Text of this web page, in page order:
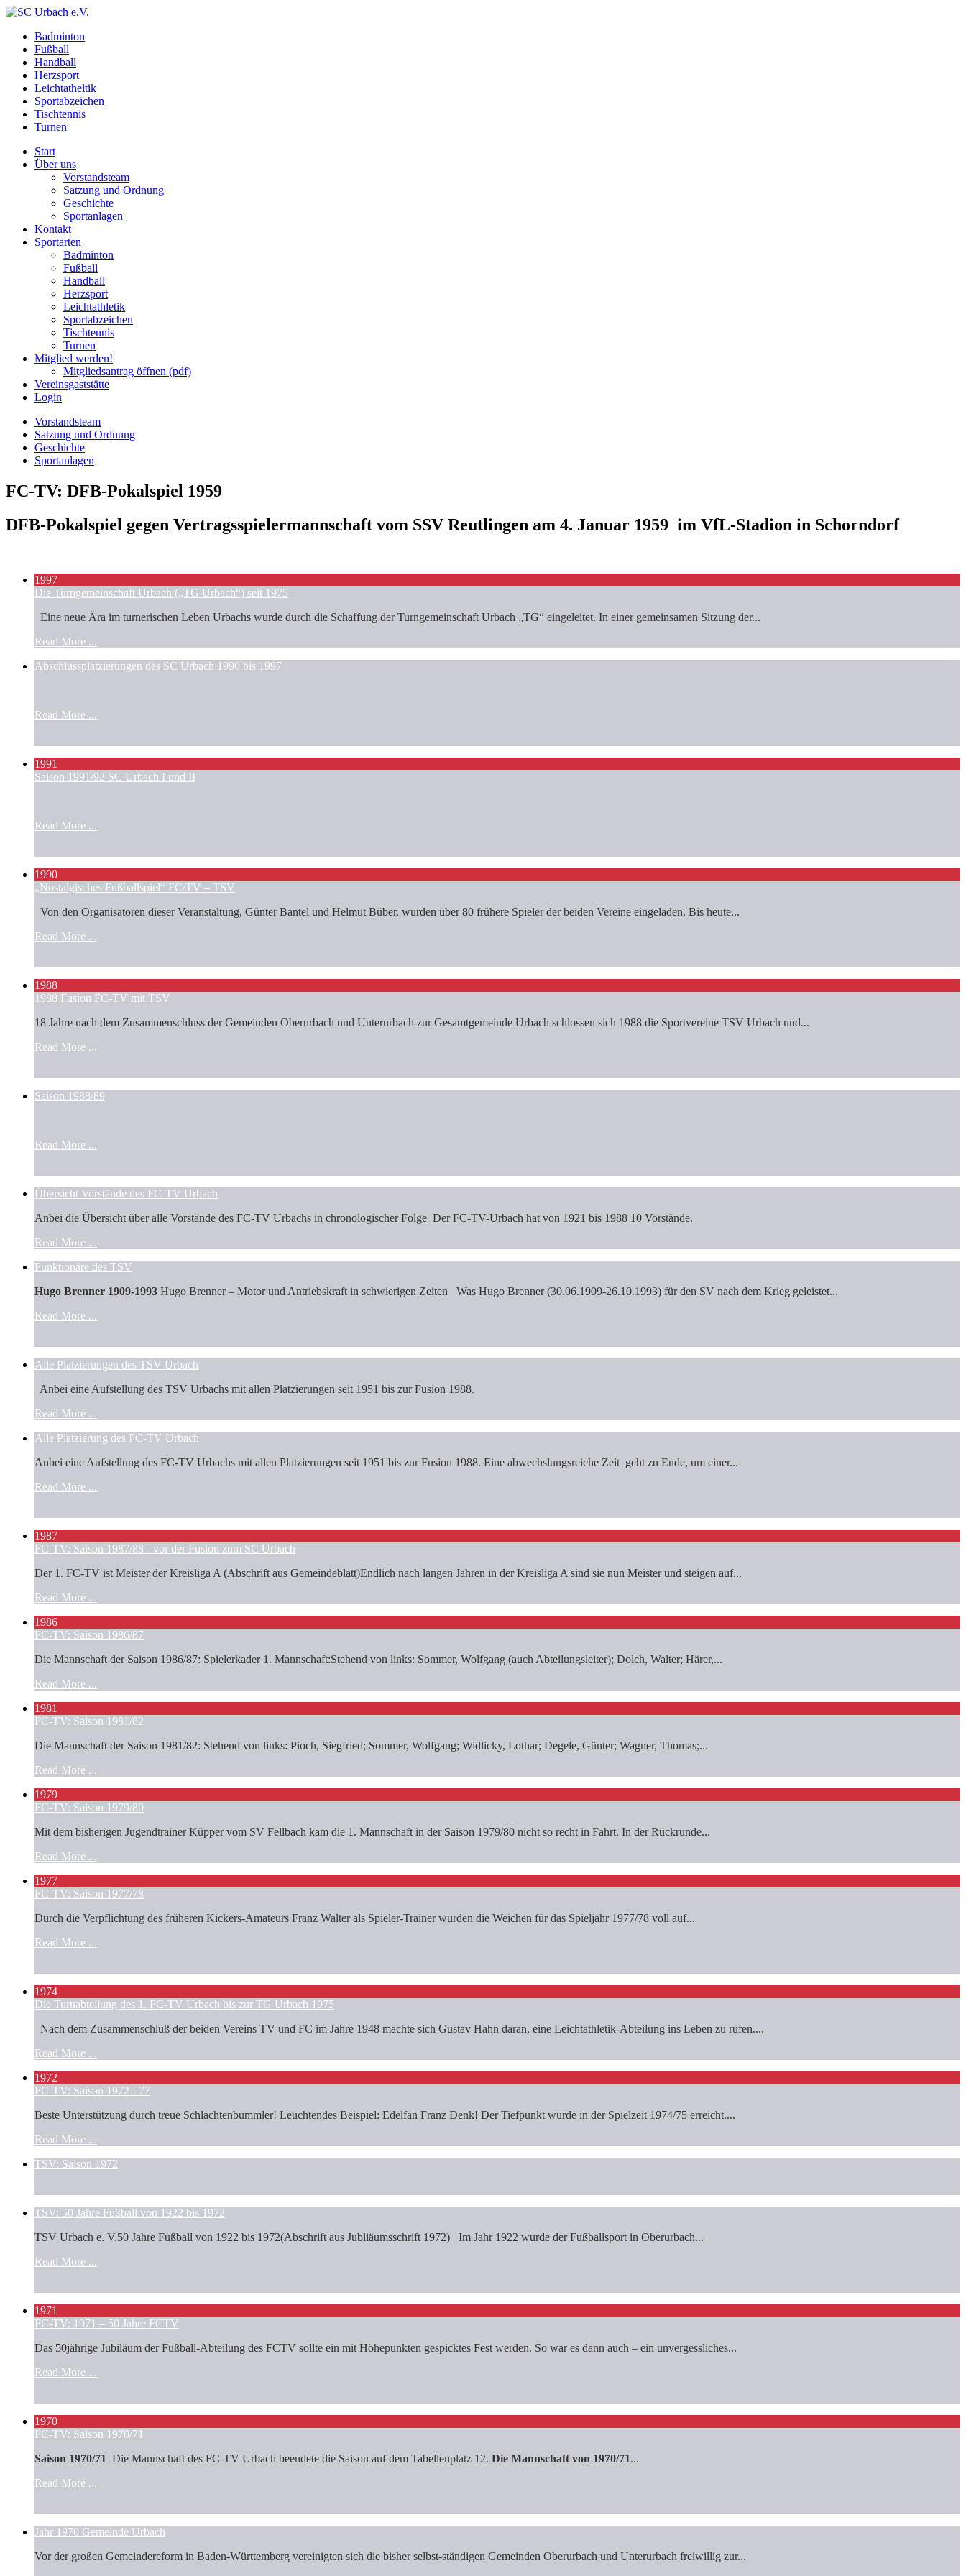
Badminton
Fußball
Handball
Herzsport
Leichtatheltik
Sportabzeichen
Tischtennis
Turnen
Start
Über uns
Vorstandsteam
Satzung und Ordnung
Geschichte
Sportanlagen
Kontakt
Sportarten
Badminton
Fußball
Handball
Herzsport
Leichtathletik
Sportabzeichen
Tischtennis
Turnen
Mitglied werden!
Mitgliedsantrag öffnen (pdf)
Vereinsgaststätte
Login
Vorstandsteam
Satzung und Ordnung
Geschichte
Sportanlagen
FC-TV: DFB-Pokalspiel 1959
DFB-Pokalspiel gegen Vertragsspielermannschaft vom SSV Reutlingen am 4. Januar 1959 im VfL-Stadion in Schorndorf
1997
Die Turngemeinschaft Urbach („TG Urbach“) seit 1975
Eine neue Ära im turnerischen Leben Urbachs wurde durch die Schaffung der Turngemeinschaft Urbach „TG“ eingeleitet. In einer gemeinsamen Sitzung der...
Read More ...
Abschlussplatzierungen des SC Urbach 1990 bis 1997
Read More ...
1991
Saison 1991/92 SC Urbach I und II
Read More ...
1990
„Nostalgisches Fußballspiel“ FC/TV – TSV
Von den Organisatoren dieser Veranstaltung, Günter Bantel und Helmut Büber, wurden über 80 frühere Spieler der beiden Vereine eingeladen. Bis heute...
Read More ...
1988
1988 Fusion FC-TV mit TSV
18 Jahre nach dem Zusammenschluss der Gemeinden Oberurbach und Unterurbach zur Gesamtgemeinde Urbach schlossen sich 1988 die Sportvereine TSV Urbach und...
Read More ...
Saison 1988/89
Read More ...
Übersicht Vorstände des FC-TV Urbach
Anbei die Übersicht über alle Vorstände des FC-TV Urbachs in chronologischer Folge Der FC-TV-Urbach hat von 1921 bis 1988 10 Vorstände.
Read More ...
Funktionäre des TSV
Hugo Brenner 1909-1993 Hugo Brenner – Motor und Antriebskraft in schwierigen Zeiten Was Hugo Brenner (30.06.1909-26.10.1993) für den SV nach dem Krieg geleistet...
Read More ...
Alle Platzierungen des TSV Urbach
Anbei eine Aufstellung des TSV Urbachs mit allen Platzierungen seit 1951 bis zur Fusion 1988.
Read More ...
Alle Platzierung des FC-TV Urbach
Anbei eine Aufstellung des FC-TV Urbachs mit allen Platzierungen seit 1951 bis zur Fusion 1988. Eine abwechslungsreiche Zeit geht zu Ende, um einer...
Read More ...
1987
FC-TV: Saison 1987/88 - vor der Fusion zum SC Urbach
Der 1. FC-TV ist Meister der Kreisliga A (Abschrift aus Gemeindeblatt)Endlich nach langen Jahren in der Kreisliga A sind sie nun Meister und steigen auf...
Read More ...
1986
FC-TV: Saison 1986/87
Die Mannschaft der Saison 1986/87: Spielerkader 1. Mannschaft:Stehend von links: Sommer, Wolfgang (auch Abteilungsleiter); Dolch, Walter; Härer,...
Read More ...
1981
FC-TV: Saison 1981/82
Die Mannschaft der Saison 1981/82: Stehend von links: Pioch, Siegfried; Sommer, Wolfgang; Widlicky, Lothar; Degele, Günter; Wagner, Thomas;...
Read More ...
1979
FC-TV: Saison 1979/80
Mit dem bisherigen Jugendtrainer Küpper vom SV Fellbach kam die 1. Mannschaft in der Saison 1979/80 nicht so recht in Fahrt. In der Rückrunde...
Read More ...
1977
FC-TV: Saison 1977/78
Durch die Verpflichtung des früheren Kickers-Amateurs Franz Walter als Spieler-Trainer wurden die Weichen für das Spieljahr 1977/78 voll auf...
Read More ...
1974
Die Turnabteilung des 1. FC-TV Urbach bis zur TG Urbach 1975
Nach dem Zusammenschluß der beiden Vereins TV und FC im Jahre 1948 machte sich Gustav Hahn daran, eine Leichtathletik-Abteilung ins Leben zu rufen....
Read More ...
1972
FC-TV: Saison 1972 - 77
Beste Unterstützung durch treue Schlachtenbummler! Leuchtendes Beispiel: Edelfan Franz Denk! Der Tiefpunkt wurde in der Spielzeit 1974/75 erreicht....
Read More ...
TSV: Saison 1972
TSV: 50 Jahre Fußball von 1922 bis 1972
TSV Urbach e. V.50 Jahre Fußball von 1922 bis 1972(Abschrift aus Jubliäumsschrift 1972) Im Jahr 1922 wurde der Fußballsport in Oberurbach...
Read More ...
1971
FC-TV: 1971 – 50 Jahre FCTV
Das 50jährige Jubiläum der Fußball-Abteilung des FCTV sollte ein mit Höhepunkten gespicktes Fest werden. So war es dann auch – ein unvergessliches...
Read More ...
1970
FC-TV: Saison 1970/71
Saison 1970/71 Die Mannschaft des FC-TV Urbach beendete die Saison auf dem Tabellenplatz 12. Die Mannschaft von 1970/71...
Read More ...
Jahr 1970 Gemeinde Urbach
Vor der großen Gemeindereform in Baden-Württemberg vereinigten sich die bisher selbst-ständigen Gemeinden Oberurbach und Unterurbach freiwillig zur...